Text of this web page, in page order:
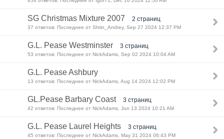
SG Christmas Mixture 2007 2 страниц
37 ответов: Последнее от Shtin_Andrey, Sep 27 2024 12:37 PM
G.L. Pease Westminster 3 страниц
53 ответов: Последнее от NickAdams, Sep 02 2024 10:04 AM
G.L. Pease Ashbury
13 ответов: Последнее от NickAdams, Aug 14 2024 12:02 PM
GL.Pease Barbary Coast 3 страниц
42 ответов: Последнее от NickAdams, Jun 13 2024 10:21 AM
G.L. Pease Laurel Heights 3 страниц
45 ответов: Последнее от NickAdams, May 31 2024 06:43 PM